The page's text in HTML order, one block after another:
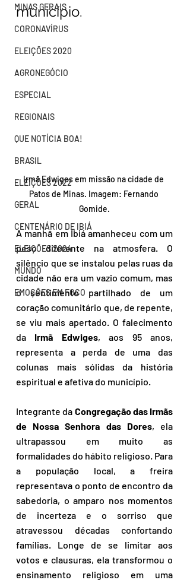
MINAS GERAIS
CORONAVÍRUS
ELEIÇÕES 2020
AGRONEGÓCIO
ESPECIAL
REGIONAIS
QUE NOTÍCIA BOA!
BRASIL
ELEIÇÕES 2022
GERAL
CENTENÁRIO DE IBIÁ
ELEIÇÕES 2024
MUNDO
EMOÇÕES EM FOCO
município.
Irmã Edwiges em missão na cidade de
Patos de Minas. Imagem: Fernando
Gomide.
A manhã em Ibiá amanheceu com um
peso diferente na atmosfera. O
silêncio que se instalou pelas ruas da
cidade não era um vazio comum, mas
o sentimento partilhado de um
coração comunitário que, de repente,
se viu mais apertado. O falecimento
da Irmã Edwiges, aos 95 anos,
representa a perda de uma das
colunas mais sólidas da história
espiritual e afetiva do município.
Integrante da Congregação das Irmãs
de Nossa Senhora das Dores, ela
ultrapassou em muito as
formalidades do hábito religioso. Para
a população local, a freira
representava o ponto de encontro da
sabedoria, o amparo nos momentos
de incerteza e o sorriso que
atravessou décadas confortando
famílias. Longe de se limitar aos
votos e clausuras, ela transformou o
ensinamento religioso em uma